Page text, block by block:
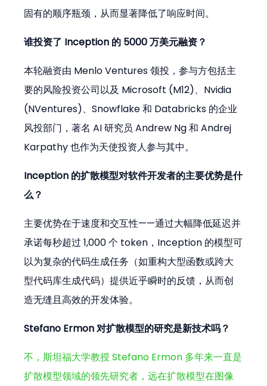
固有的顺序瓶颈，从而显著降低了响应时间。
谁投资了 Inception 的 5000 万美元融资？
本轮融资由 Menlo Ventures 领投，参与方包括主
要的风险投资公司以及 Microsoft (M12)、Nvidia
(NVentures)、Snowflake 和 Databricks 的企业
风投部门，著名 AI 研究员 Andrew Ng 和 Andrej
Karpathy 也作为天使投资人参与其中。
Inception 的扩散模型对软件开发者的主要优势是什
么？
主要优势在于速度和交互性——通过大幅降低延迟并
承诺每秒超过 1,000 个 token，Inception 的模型可
以为复杂的代码生成任务（如重构大型函数或跨大
型代码库生成代码）提供近乎瞬时的反馈，从而创
造无缝且高效的开发体验。
Stefano Ermon 对扩散模型的研究是新技术吗？
不，斯坦福大学教授 Stefano Ermon 多年来一直是
扩散模型领域的领先研究者，远在扩散模型在图像